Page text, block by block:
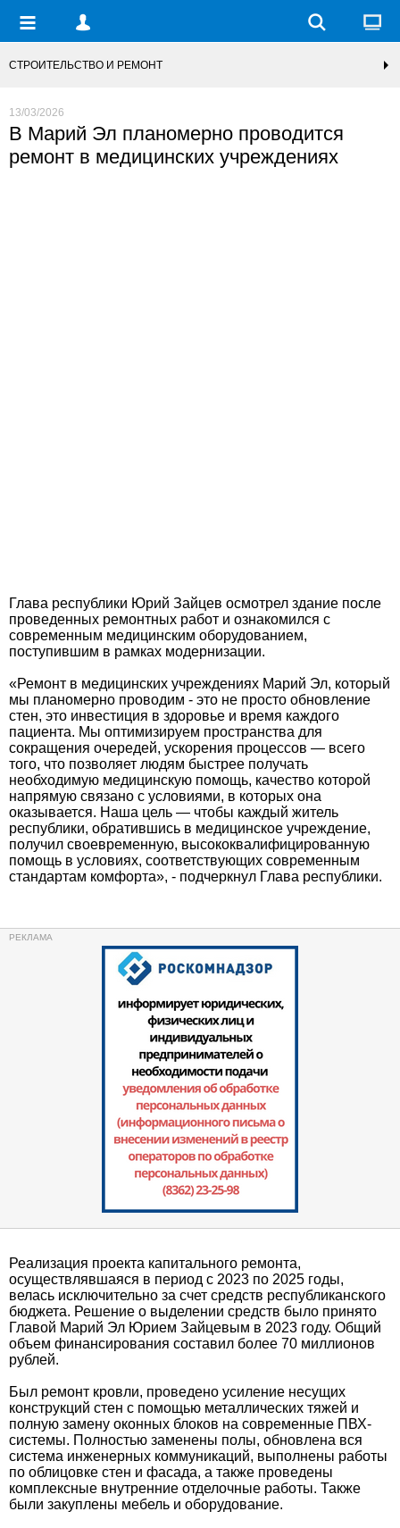
СТРОИТЕЛЬСТВО И РЕМОНТ
13/03/2026
В Марий Эл планомерно проводится
ремонт в медицинских учреждениях
Глава республики Юрий Зайцев осмотрел здание после
проведенных ремонтных работ и ознакомился с
современным медицинским оборудованием,
поступившим в рамках модернизации.
«Ремонт в медицинских учреждениях Марий Эл, который
мы планомерно проводим - это не просто обновление
стен, это инвестиция в здоровье и время каждого
пациента. Мы оптимизируем пространства для
сокращения очередей, ускорения процессов — всего
того, что позволяет людям быстрее получать
необходимую медицинскую помощь, качество которой
напрямую связано с условиями, в которых она
оказывается. Наша цель — чтобы каждый житель
республики, обратившись в медицинское учреждение,
получил своевременную, высококвалифицированную
помощь в условиях, соответствующих современным
стандартам комфорта», - подчеркнул Глава республики.
Реализация проекта капитального ремонта,
осуществлявшаяся в период с 2023 по 2025 годы,
велась исключительно за счет средств республиканского
бюджета. Решение о выделении средств было принято
Главой Марий Эл Юрием Зайцевым в 2023 году. Общий
объем финансирования составил более 70 миллионов
рублей.
Был ремонт кровли, проведено усиление несущих
конструкций стен с помощью металлических тяжей и
полную замену оконных блоков на современные ПВХ-
системы. Полностью заменены полы, обновлена вся
система инженерных коммуникаций, выполнены работы
по облицовке стен и фасада, а также проведены
комплексные внутренние отделочные работы. Также
были закуплены мебель и оборудование.